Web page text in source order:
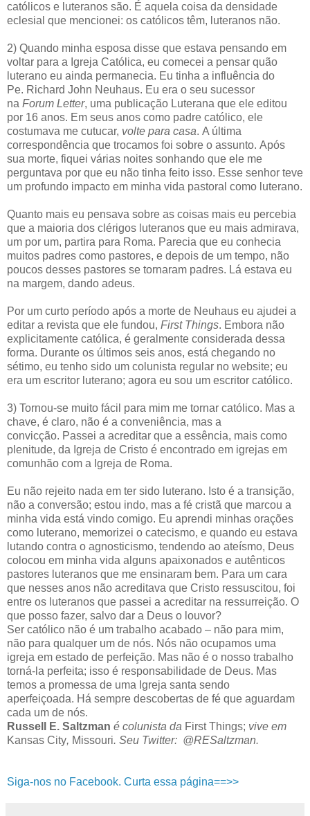
católicos e luteranos são. É aquela coisa da densidade
eclesial que mencionei: os católicos têm, luteranos não.
2) Quando minha esposa disse que estava pensando em
voltar para a Igreja Católica, eu comecei a pensar quão
luterano eu ainda permanecia. Eu tinha a influência do
Pe. Richard John Neuhaus. Eu era o seu sucessor
na Forum Letter, uma publicação Luterana que ele editou
por 16 anos. Em seus anos como padre católico, ele
costumava me cutucar, volte para casa. A última
correspondência que trocamos foi sobre o assunto. Após
sua morte, fiquei várias noites sonhando que ele me
perguntava por que eu não tinha feito isso. Esse senhor teve
um profundo impacto em minha vida pastoral como luterano.
Quanto mais eu pensava sobre as coisas mais eu percebia
que a maioria dos clérigos luteranos que eu mais admirava,
um por um, partira para Roma. Parecia que eu conhecia
muitos padres como pastores, e depois de um tempo, não
poucos desses pastores se tornaram padres. Lá estava eu ​​
na margem, dando adeus.
Por um curto período após a morte de Neuhaus eu ajudei a
editar a revista que ele fundou, First Things. Embora não
explicitamente católica, é geralmente considerada dessa
forma. Durante os últimos seis anos, está chegando no
sétimo, eu tenho sido um colunista regular no website; eu
era um escritor luterano; agora eu sou um escritor católico.
3) Tornou-se muito fácil para mim me tornar católico. Mas a
chave, é claro, não é a conveniência, mas a
convicção. Passei a acreditar que a essência, mais como
plenitude, da Igreja de Cristo é encontrado em igrejas em
comunhão com a Igreja de Roma.
Eu não rejeito nada em ter sido luterano. Isto é a transição,
não a conversão; estou indo, mas a fé cristã que marcou a
minha vida está vindo comigo. Eu aprendi minhas orações
como luterano, memorizei o catecismo, e quando eu estava
lutando contra o agnosticismo, tendendo ao ateísmo, Deus
colocou em minha vida alguns apaixonados e autênticos
pastores luteranos que me ensinaram bem. Para um cara
que nesses anos não acreditava que Cristo ressuscitou, foi
entre os luteranos que passei a acreditar na ressurreição. O
que posso fazer, salvo dar a Deus o louvor?
Ser católico não é um trabalho acabado – não para mim,
não para qualquer um de nós. Nós não ocupamos uma
igreja em estado de perfeição. Mas não é o nosso trabalho
torná-la perfeita; isso é responsabilidade de Deus. Mas
temos a promessa de uma Igreja santa sendo
aperfeiçoada. Há sempre descobertas de fé que aguardam
cada um de nós.
Russell E. Saltzman é colunista da First Things; vive em
Kansas City, Missouri. Seu Twitter: @RESaltzman.
Siga-nos no Facebook. Curta essa página==>>